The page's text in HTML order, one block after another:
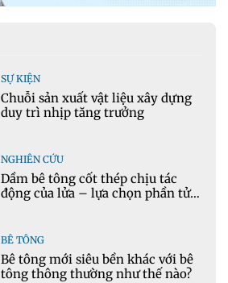
SỰ KIỆN
Chuỗi sản xuất vật liệu xây dựng
duy trì nhịp tăng trưởng
NGHIÊN CỨU
Dầm bê tông cốt thép chịu tác
động của lửa – lựa chọn phần tử
BÊ TÔNG
Bê tông mới siêu bền khác với bê
tông thông thường như thế nào?